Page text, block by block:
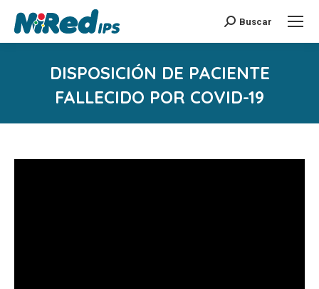
Buscar:Buscar
DISPOSICIÓN DE PACIENTE
FALLECIDO POR COVID-19